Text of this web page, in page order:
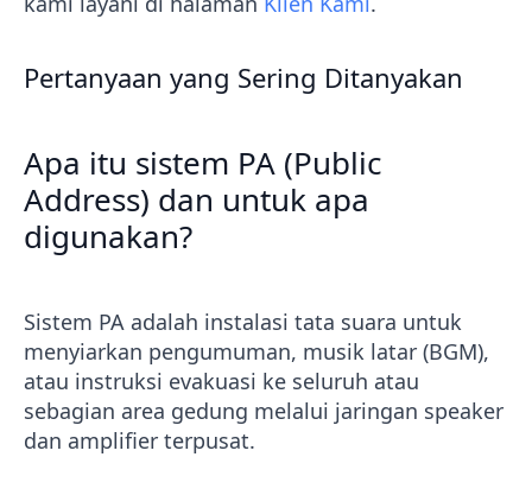
Pertanyaan yang Sering Ditanyakan
Apa itu sistem PA (Public
Address) dan untuk apa
digunakan?
Sistem PA adalah instalasi tata suara untuk
menyiarkan pengumuman, musik latar (BGM),
atau instruksi evakuasi ke seluruh atau
sebagian area gedung melalui jaringan speaker
dan amplifier terpusat.